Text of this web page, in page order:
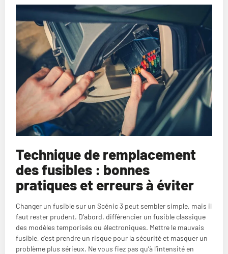
Technique de remplacement
des fusibles : bonnes
pratiques et erreurs à éviter
Changer un fusible sur un Scénic 3 peut sembler simple, mais il
faut rester prudent. D’abord, différencier un fusible classique
des modèles temporisés ou électroniques. Mettre le mauvais
fusible, c’est prendre un risque pour la sécurité et masquer un
problème plus sérieux. Ne vous fiez pas qu’à l’intensité en